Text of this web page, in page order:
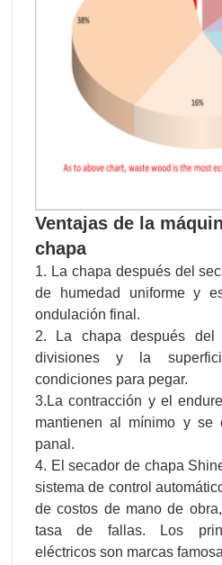
Ventajas de la
chapa
1. La chapa después del
de humedad uniforme y
ondulación final.
2. La chapa después
divisiones y la
condiciones para pegar.
3.La contracción y el
mantienen al mínimo y se
panal.
4. El secador de chapa
sistema de control
de costos de mano de
tasa de fallas. Los
eléctricos son marcas